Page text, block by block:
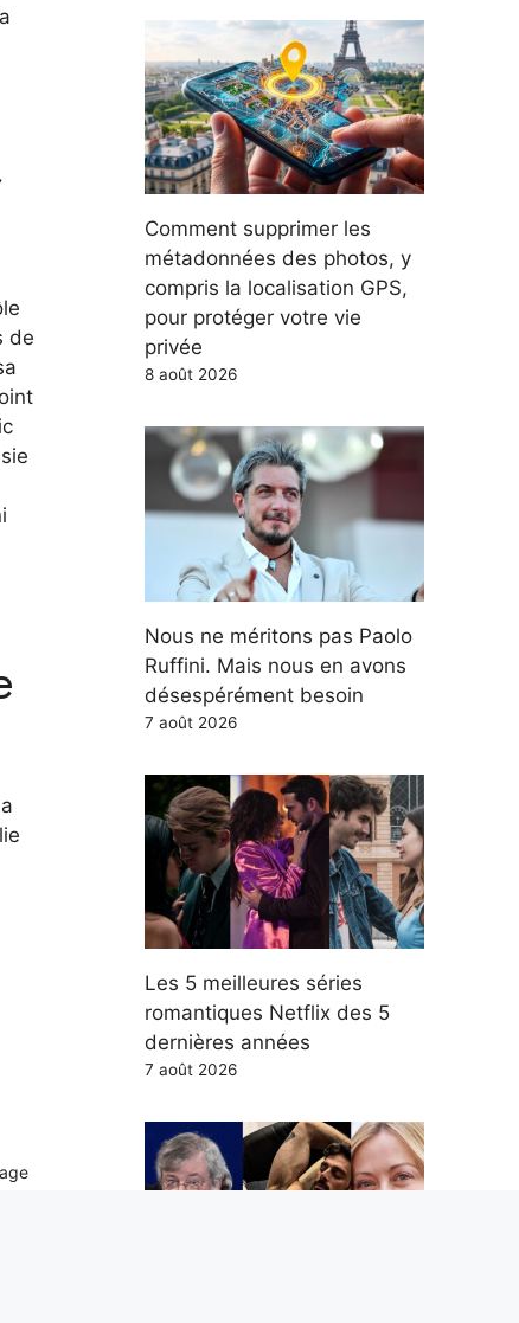
de
Comment supprimer les
métadonnées des photos, y
compris la localisation GPS,
pour protéger votre vie
privée
8 août 2026
Nous ne méritons pas Paolo
Ruffini. Mais nous en avons
désespérément besoin
7 août 2026
Les 5 meilleures séries
romantiques Netflix des 5
dernières années
7 août 2026